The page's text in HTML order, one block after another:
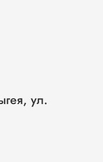
ул.